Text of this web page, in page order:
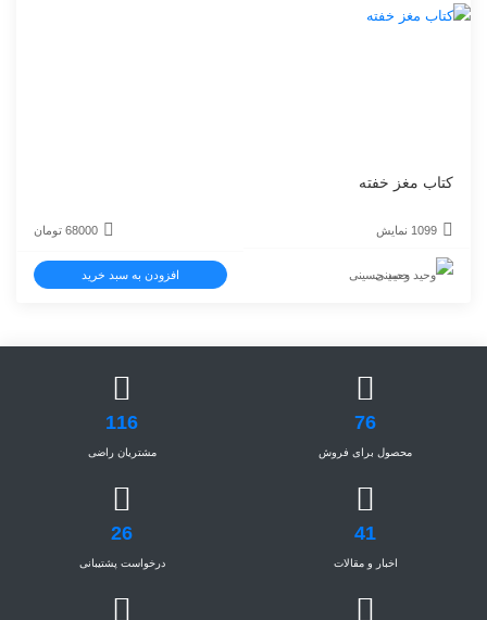
کتاب مغز خفته
1099 نمایش 68000 تومان
وحید حسینی افزودن به سبد خرید
76
محصول برای فروش
116
مشتریان راضی
41
اخبار و مقالات
26
درخواست پشتیبانی